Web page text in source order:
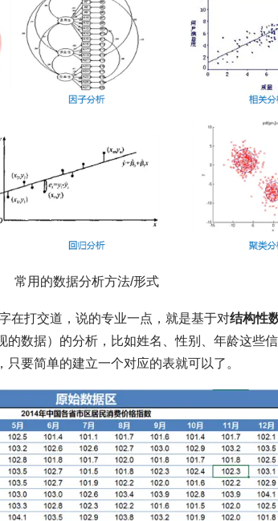
常用的数据分析方法/形式
在打交道，说的专业一点，就是基于对结构性
数据）的分析，比如姓名、性别、年龄这些
要简单的建立一个对应的表就可以了。